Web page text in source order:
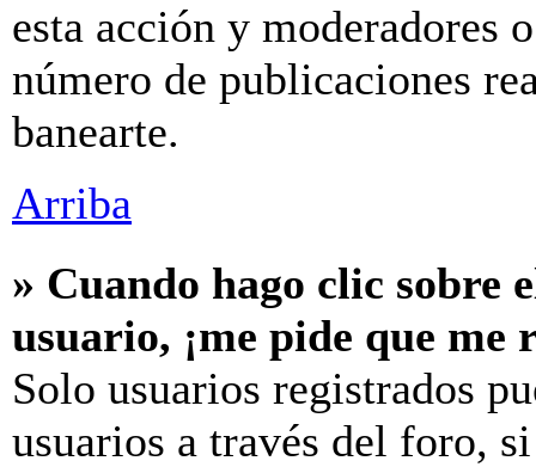
esta acción y moderadores
número de publicaciones
banearte.
Arriba
» Cuando hago clic sobre
usuario, ¡me pide que me
Solo usuarios registrados
usuarios a través del foro,